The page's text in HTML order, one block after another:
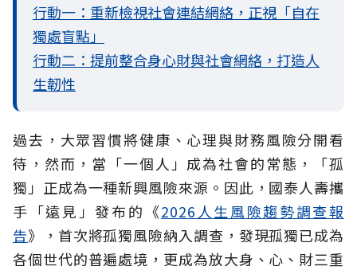
行動一：重新檢視社會連結網絡，正視「自在
獨處盲點」
行動二：提前整合身心財與社會網絡，打造人
生韌性
過去，大眾習慣將健康、心理與財務風險分開看
待，然而，當「一個人」成為社會的常態，「孤
獨」正成為一種新興風險來源。因此，國泰人壽攜
手「遠見」發布的《2026人生風險趨勢調查報
告》，首次將孤獨風險納入調查，發現孤獨已成為
各個世代的普遍處境，更成為放大身、心、財三重